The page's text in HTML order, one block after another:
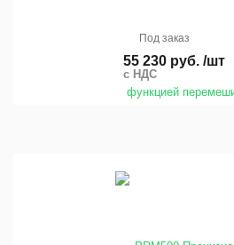
Под заказ
55 230 руб. /шт
с НДС